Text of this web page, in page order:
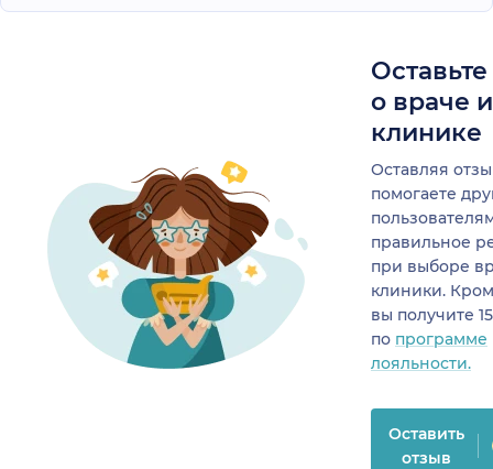
остеомиелита из-за
некачественной
имплантации,
проведенной у другого
врача. Вылечила.
Качественно и быстро
решает периодически
возникающие
проблемы с лечением
о враче
клинике
Оставляя
помогаете
правильное
при выборе
клиники.
вы получите
по программе
лояльности.
Оставить
отзыв